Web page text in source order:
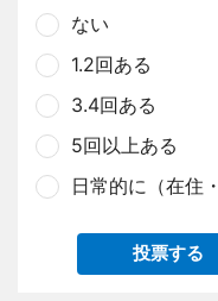
ない
1.2回ある
3.4回ある
5回以上ある
日常的に（在住
投票する